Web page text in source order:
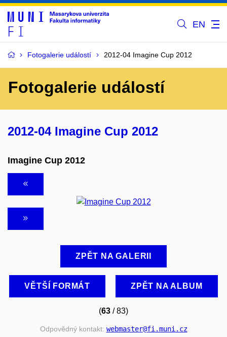
EN
Fotogalerie událostí 2012-04 Imagine Cup 2012
Fotogalerie událostí
2012-04 Imagine Cup 2012
Imagine Cup 2012
ZPĚT NA GALERII
VĚTŠÍ FORMÁT ZPĚT NA ALBUM
(63 / 83)
Odpovědný kontakt: webmaster@fi.muni.cz